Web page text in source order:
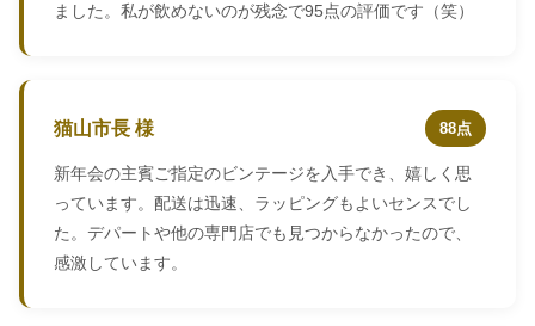
ました。私が飲めないのが残念で95点の評価です（笑）
猫山市長 様 88点
新年会の主賓ご指定のビンテージを入手でき、嬉しく思
っています。配送は迅速、ラッピングもよいセンスでし
た。デパートや他の専門店でも見つからなかったので、
感激しています。